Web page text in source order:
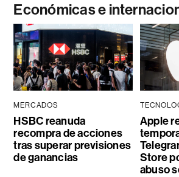
Económicas e
MERCADOS
HSBC reanuda
recompra de acciones
tras superar previsiones
de ganancias
Apple
Store
abuso